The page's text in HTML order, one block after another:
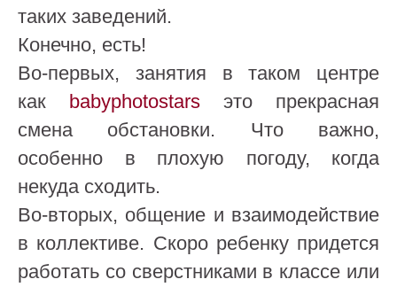
таких заведений.
Конечно, есть!
Во-первых, занятия в таком центре
как babyphotostars это прекрасная
смена обстановки. Что важно,
особенно в плохую погоду, когда
некуда сходить.
Во-вторых, общение и взаимодействие
в коллективе. Скоро ребенку придется
работать со сверстниками в классе или